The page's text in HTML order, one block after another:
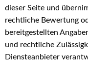
dieser Seite und
rechtliche Bewertung
bereitgestellten
und rechtliche
Diensteanbieter